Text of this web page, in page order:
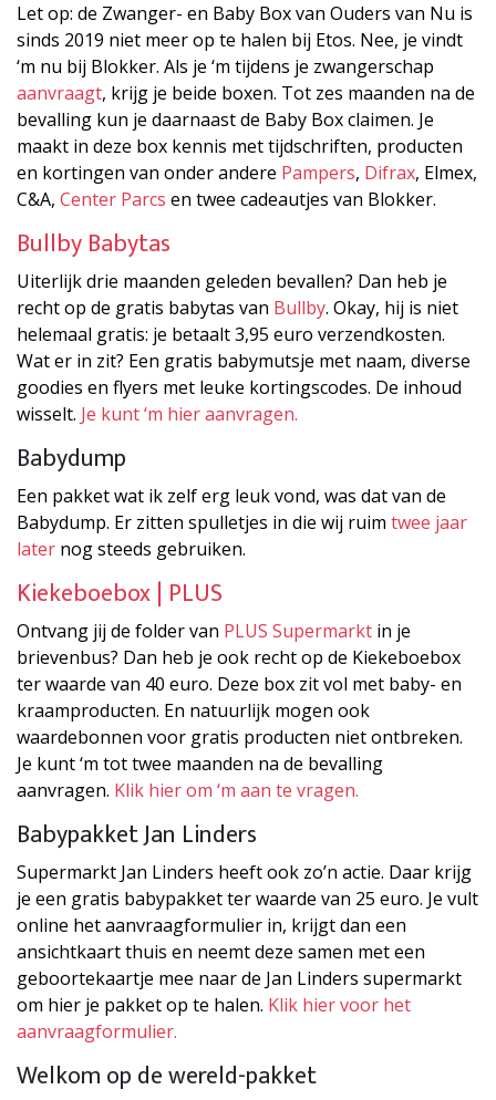
Let op: de Zwanger- en Baby Box van Ouders van Nu is
sinds 2019 niet meer op te halen bij Etos. Nee, je vindt
‘m nu bij Blokker. Als je ‘m tijdens je zwangerschap
aanvraagt, krijg je beide boxen. Tot zes maanden na de
bevalling kun je daarnaast de Baby Box claimen. Je
maakt in deze box kennis met tijdschriften, producten
en kortingen van onder andere Pampers, Difrax, Elmex,
C&A, Center Parcs en twee cadeautjes van Blokker.
Bullby Babytas
Uiterlijk drie maanden geleden bevallen? Dan heb je
recht op de gratis babytas van Bullby. Okay, hij is niet
helemaal gratis: je betaalt 3,95 euro verzendkosten.
Wat er in zit? Een gratis babymutsje met naam, diverse
goodies en flyers met leuke kortingscodes. De inhoud
wisselt. Je kunt ‘m hier aanvragen.
Babydump
Een pakket wat ik zelf erg leuk vond, was dat van de
Babydump. Er zitten spulletjes in die wij ruim twee jaar
later nog steeds gebruiken.
Kiekeboebox | PLUS
Ontvang jij de folder van PLUS Supermarkt in je
brievenbus? Dan heb je ook recht op de Kiekeboebox
ter waarde van 40 euro. Deze box zit vol met baby- en
kraamproducten. En natuurlijk mogen ook
waardebonnen voor gratis producten niet ontbreken.
Je kunt ‘m tot twee maanden na de bevalling
aanvragen. Klik hier om ‘m aan te vragen.
Babypakket Jan Linders
Supermarkt Jan Linders heeft ook zo’n actie. Daar krijg
je een gratis babypakket ter waarde van 25 euro. Je vult
online het aanvraagformulier in, krijgt dan een
ansichtkaart thuis en neemt deze samen met een
geboortekaartje mee naar de Jan Linders supermarkt
om hier je pakket op te halen. Klik hier voor het
aanvraagformulier.
Welkom op de wereld-pakket